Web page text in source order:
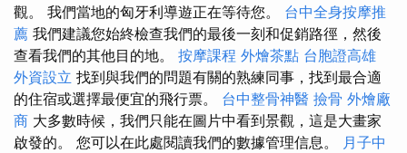
觀。 我們當地的匈牙利導遊正在等待您。 台中全身按摩推
薦 我們建議您始終檢查我們的最後一刻和促銷路徑，然後
查看我們的其他目的地。 按摩課程 外燴茶點 台胞證高雄
外資設立 找到與我們的問題有關的熟練同事，找到最合適
的住宿或選擇最便宜的飛行票。 台中整骨神醫 撿骨 外燴廠
商 大多數時候，我們只能在圖片中看到景觀，這是大畫家
啟發的。 您可以在此處閱讀我們的數據管理信息。 月子中